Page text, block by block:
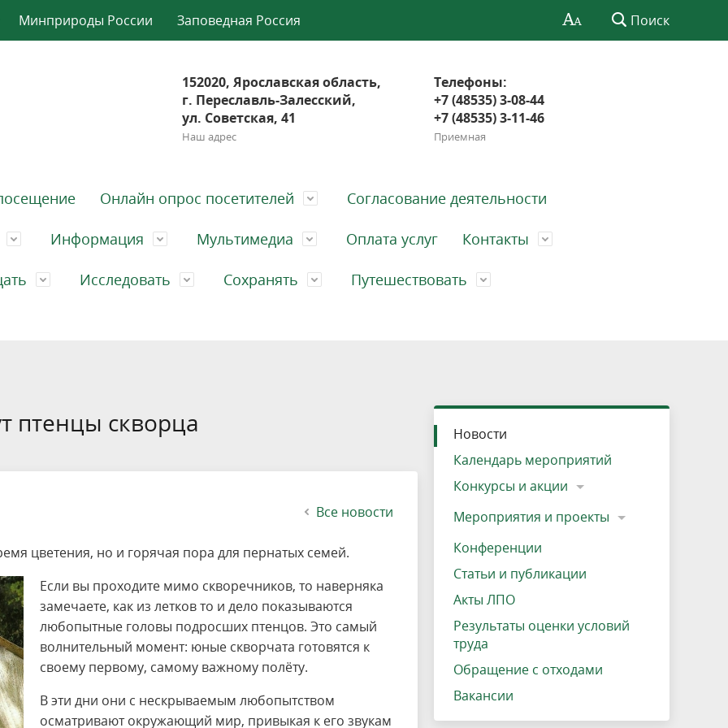
Минприроды России Заповедная Россия Поиск
152020, Ярославская область,
г. Переславль-Залесский,
ул. Советская, 41
Наш адрес
Телефоны:
+7 (48535) 3-08-44
+7 (48535) 3-11-46
Приемная
Озеро Плещеево
Вакансии
Онлайн опрос посетителей Согласование деятельности
Экологические тропы и туристские
маршруты
на озере Зоны для парусного спорта
Прокат велосипедов
Адрес, телефон, схема проезда
Информация
Результаты оценки условий труда
Мультимедиа Оплата услуг Контакты
спонсоров
Интерактивная карта
Исследовать Сохранять
Кадастр объектов животного мира, не
отнесенных к объектам охоты
Интерактивная карта
Путешествовать
птенцы скворца
Все новости
цветения, но и горячая пора для пернатых семей.
Если вы проходите мимо скворечников, то наверняка
замечаете, как из летков то и дело показываются
любопытные головы подросших птенцов. Это самый
волнительный момент: юные скворчата готовятся к
своему первому, самому важному полёту.
В эти дни они с нескрываемым любопытством
осматривают окружающий мир, привыкая к его звукам
Новости
Календарь мероприятий
Конкурсы и акции
Мероприятия и проекты
Конференции
Статьи и публикации
Акты ЛПО
Результаты оценки условий
труда
Обращение с отходами
Вакансии